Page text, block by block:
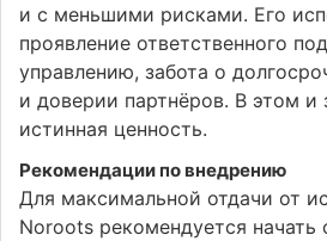
и с меньшими рисками. Его
проявление ответственного
управлению, забота о
и доверии партнёров. В этом и
истинная ценность.
Рекомендации по внедрению
Для максимальной отдачи от
Noroots рекомендуется начать